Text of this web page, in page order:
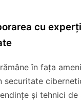
cu
în fața
securitate
și tehnici